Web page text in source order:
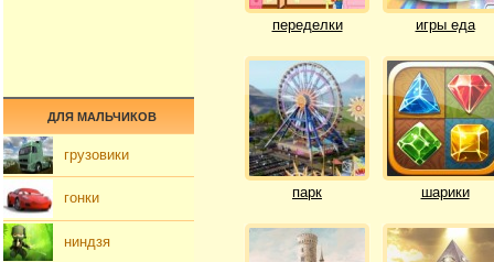
переделки игры еда
парк шарики
ДЛЯ МАЛЬЧИКОВ
грузовики
гонки
ниндзя